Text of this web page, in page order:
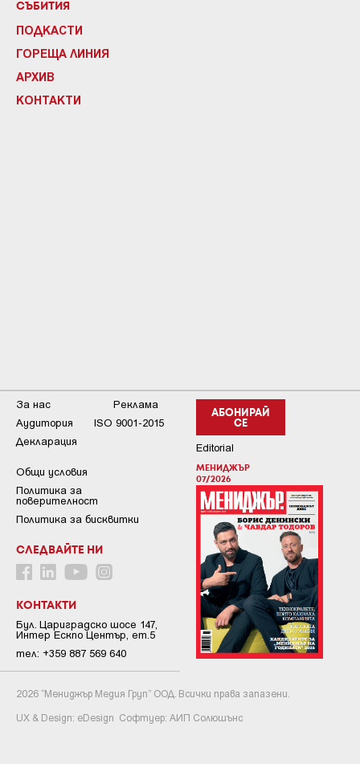
СЪБИТИЯ
ПОДКАСТИ
ГОРЕЩА ЛИНИЯ
АРХИВ
КОНТАКТИ
АБОНИРАЙ
СЕ
Editorial
МЕНИДЖЪР
07/2026
За нас
Реклама
Аудитория
ISO 9001-2015
Декларация
Общи условия
Пoлитикa зa
пoвepитeлнocт
Политика за бисквитки
СЛЕДВАЙТЕ НИ
КОНТАКТИ
Бул. Цариградско шосе 147,
Интер Ескпо Център, ет.5
тел: +359 887 569 640
2026 “Мениджър Медия Груп” ООД. Всички права запазени.
UX & Design: eDesign Софтуер: АИП Солюшънс